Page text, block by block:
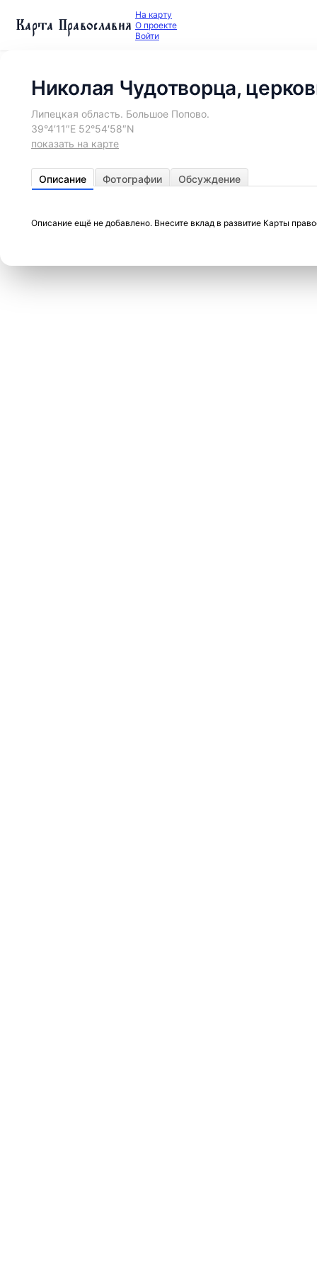
Карта Православия На карту
О проекте
Войти
Николая Чудотворца,
Липецкая область. Большое Попово.
39°4′11″E 52°54′58″N
показать на карте
Описание Фотографии Обсуждение
Описание ещё не добавлено. Внесите вклад в развитие Карты